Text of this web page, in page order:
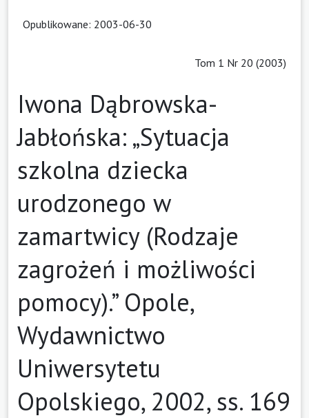
Opublikowane: 2003-06-30
Tom 1 Nr 20 (2003)
Iwona Dąbrowska-
Jabłońska: „Sytuacja
szkolna dziecka
urodzonego w
zamartwicy (Rodzaje
zagrożeń i możliwości
pomocy).” Opole,
Wydawnictwo
Uniwersytetu
Opolskiego, 2002, ss. 169